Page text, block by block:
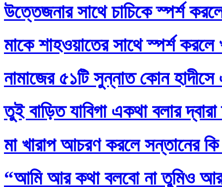
উত্তেজনার সাথে চাচিকে স্পর্শ
মাকে শাহওয়াতের সাথে স্পর্শ করলে
নামাজের ৫১টি সুন্নাত কোন হাদীসে
তুই বাড়িত যাবিগা একথা বলার
মা খারাপ আচরণ করলে সন্তানের
“আমি আর কথা বলবো না তুমিও আর